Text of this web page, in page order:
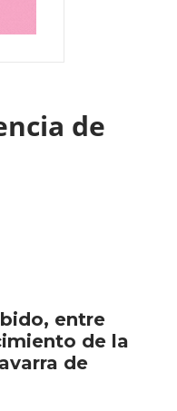
de
entre
de la
de